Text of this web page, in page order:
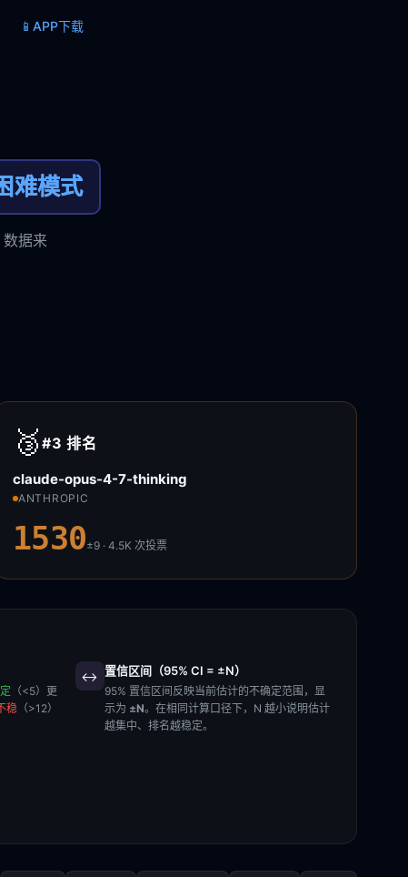
📱 APP下载
难模式
据来
🥉 #3排名
claude-opus-4-7-thinking
ANTHROPIC
1530±9 · 4.5K次投票
（<5）更
稳 （>12）
↔️ 置信区间（95% CI = ±N）
95% 置信区间反映当前估计的不确定范围，显
示为 ±N。在相同计算口径下，N 越小说明估计
越集中、排名越稳定。